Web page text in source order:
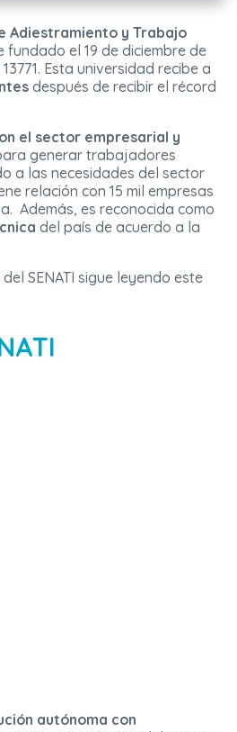
Adiestramiento y Trabajo
fundado el 19 de diciembre de
Esta universidad recibe a
después de recibir el récord
el sector empresarial y
generar trabajadores
a las necesidades del sector
relación con 15 mil empresas
Además, es reconocida como
del país de acuerdo a la
SENATI sigue leyendo este
autónoma con